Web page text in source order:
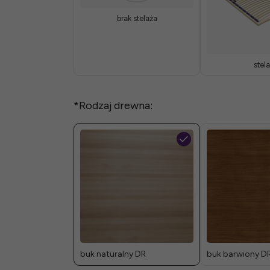
brak stelaża
*Rodzaj drewna:
buk naturalny DR buk barwiony